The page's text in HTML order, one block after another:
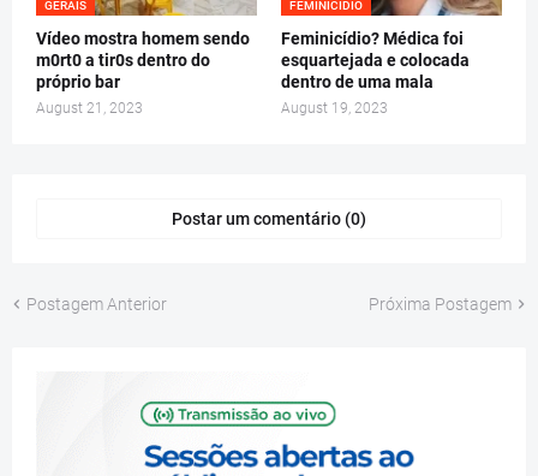
GERAIS
Vídeo mostra homem sendo
m0rt0 a tir0s dentro do
próprio bar
August 21, 2023
FEMINICÍDIO
Feminicídio? Médica foi
esquartejada e colocada
dentro de uma mala
August 19, 2023
Postar um comentário (0)
Postagem Anterior Próxima Postagem